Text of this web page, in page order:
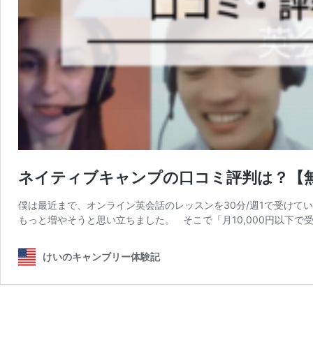
ネイティブキャンプの口コミ評判は？【
僕は最近まで、オンライン英会話のレッスンを30分/週1で受けて
もっと増やそうと思い立ちました。 そこで「月10,000円以下で
けいのキャンブリー体験記